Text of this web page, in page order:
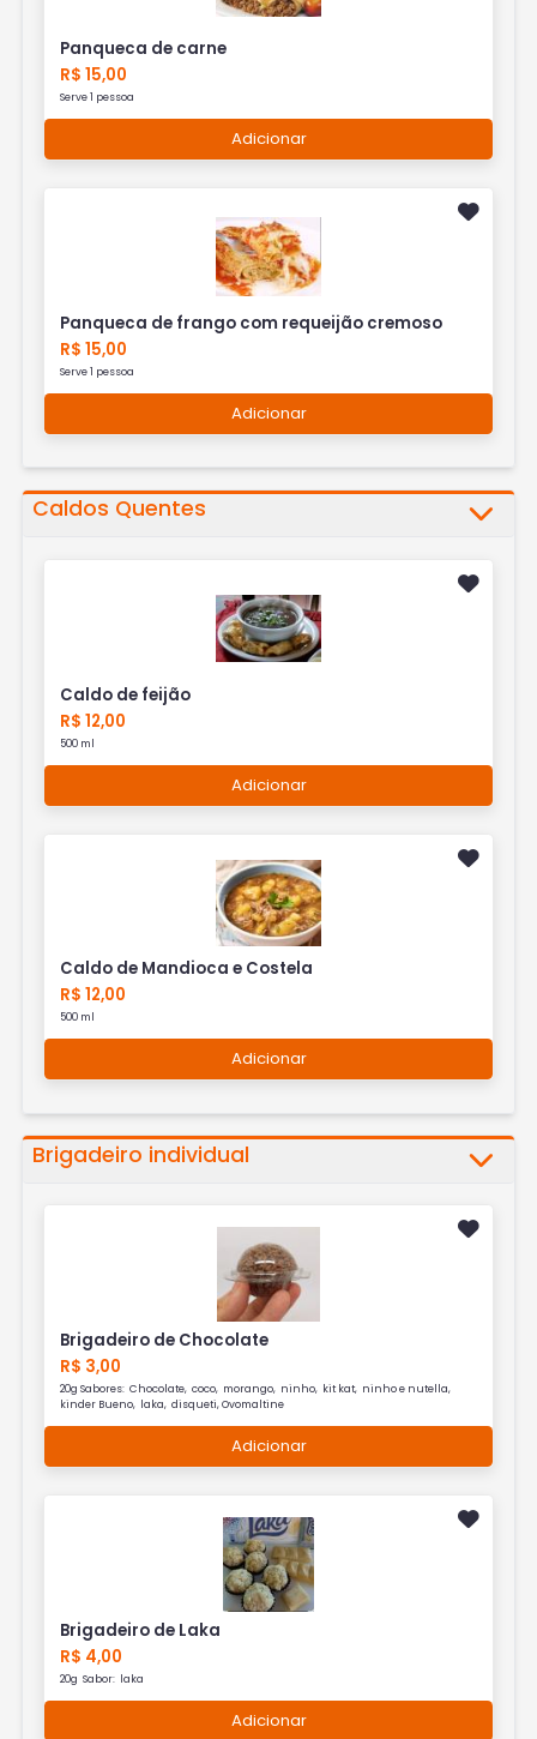
Panqueca de carne
R$ 15,00
Serve 1 pessoa
Adicionar
Panqueca de frango com requeijão cremoso
R$ 15,00
Serve 1 pessoa
Adicionar
Caldos Quentes
Caldo de feijão
R$ 12,00
500 ml
Adicionar
Caldo de Mandioca e Costela
R$ 12,00
500 ml
Adicionar
Brigadeiro individual
Brigadeiro de Chocolate
R$ 3,00
20g Sabores: Chocolate, coco, morango, ninho, kit kat, ninho e nutella,
kinder Bueno, laka, disqueti, Ovomaltine
Adicionar
Brigadeiro de Laka
R$ 4,00
20g Sabor: laka
Adicionar